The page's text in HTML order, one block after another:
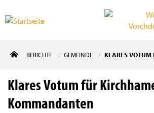
zum
BERICHTE GEMEINDE KLARES
Klares Votum für
Kommandanten